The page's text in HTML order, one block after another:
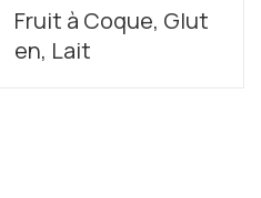
Fruit à Coque, Glut
en, Lait